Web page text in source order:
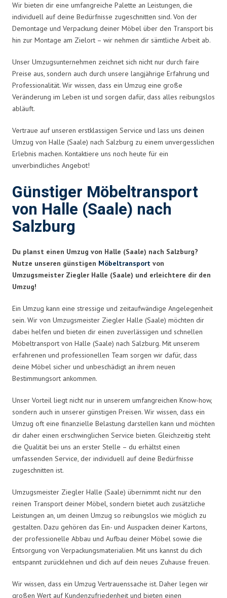
Wir bieten dir eine umfangreiche Palette an Leistungen, die
individuell auf deine Bedürfnisse zugeschnitten sind. Von der
Demontage und Verpackung deiner Möbel über den Transport bis
hin zur Montage am Zielort – wir nehmen dir sämtliche Arbeit ab.
Unser Umzugsunternehmen zeichnet sich nicht nur durch faire
Preise aus, sondern auch durch unsere langjährige Erfahrung und
Professionalität. Wir wissen, dass ein Umzug eine große
Veränderung im Leben ist und sorgen dafür, dass alles reibungslos
abläuft.
Vertraue auf unseren erstklassigen Service und lass uns deinen
Umzug von Halle (Saale) nach Salzburg zu einem unvergesslichen
Erlebnis machen. Kontaktiere uns noch heute für ein
unverbindliches Angebot!
Günstiger Möbeltransport
von Halle (Saale) nach
Salzburg
Du planst einen Umzug von Halle (Saale) nach Salzburg?
Nutze unseren günstigen Möbeltransport von
Umzugsmeister Ziegler Halle (Saale) und erleichtere dir den
Umzug!
Ein Umzug kann eine stressige und zeitaufwändige Angelegenheit
sein. Wir von Umzugsmeister Ziegler Halle (Saale) möchten dir
dabei helfen und bieten dir einen zuverlässigen und schnellen
Möbeltransport von Halle (Saale) nach Salzburg. Mit unserem
erfahrenen und professionellen Team sorgen wir dafür, dass
deine Möbel sicher und unbeschädigt an ihrem neuen
Bestimmungsort ankommen.
Unser Vorteil liegt nicht nur in unserem umfangreichen Know-how,
sondern auch in unserer günstigen Preisen. Wir wissen, dass ein
Umzug oft eine finanzielle Belastung darstellen kann und möchten
dir daher einen erschwinglichen Service bieten. Gleichzeitig steht
die Qualität bei uns an erster Stelle – du erhältst einen
umfassenden Service, der individuell auf deine Bedürfnisse
zugeschnitten ist.
Umzugsmeister Ziegler Halle (Saale) übernimmt nicht nur den
reinen Transport deiner Möbel, sondern bietet auch zusätzliche
Leistungen an, um deinen Umzug so reibungslos wie möglich zu
gestalten. Dazu gehören das Ein- und Auspacken deiner Kartons,
der professionelle Abbau und Aufbau deiner Möbel sowie die
Entsorgung von Verpackungsmaterialien. Mit uns kannst du dich
entspannt zurücklehnen und dich auf dein neues Zuhause freuen.
Wir wissen, dass ein Umzug Vertrauenssache ist. Daher legen wir
großen Wert auf Kundenzufriedenheit und bieten einen